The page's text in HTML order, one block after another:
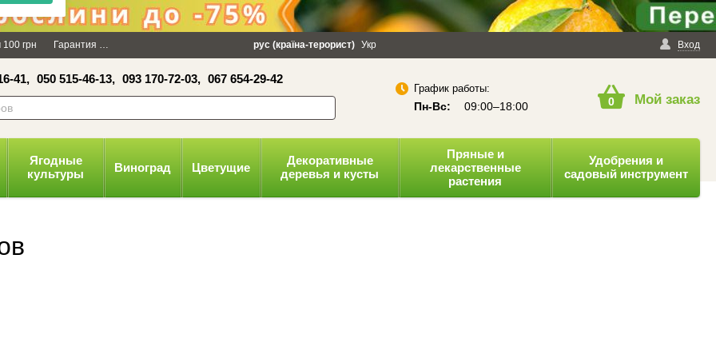
×
грн Гарантия Оплата и доставка Политика конфиденциальности Вход
рус (країна-терорист) Укр
41, 050 515-46-13, 093 170-72-03, 067 654-29-42
График работы:
Пн-Вс: 09:00–18:00 0 Мой заказ
Ягодные
культуры
Виноград Цветущие
Декоративные
деревья и кусты
Пряные и
лекарственные
растения
Удобрения и
садовый инструмент